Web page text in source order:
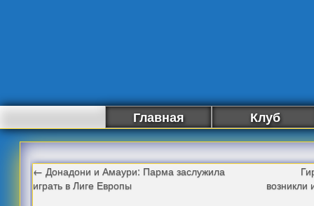
Главная Клуб
← Донадони и Амаури: Парма заслужила
играть в Лиге Европы
возникли